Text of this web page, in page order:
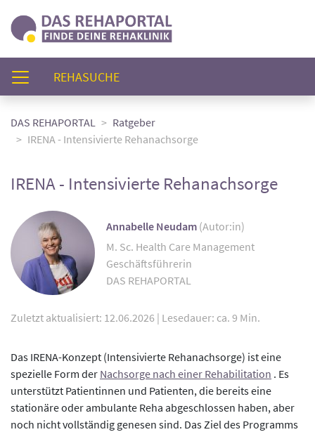
REHASUCHE(AKTUELL)
DAS REHAPORTAL
Ratgeber
IRENA - Intensivierte Rehanachsorge
IRENA - Intensivierte Rehanachsorge
Annabelle Neudam (Autor:in)
M. Sc. Health Care Management
Geschäftsführerin
DAS REHAPORTAL
Zuletzt aktualisiert: 12.06.2026 | Lesedauer: ca. 9 Min.
Das IRENA-Konzept (Intensivierte Rehanachsorge) ist eine
spezielle Form der Nachsorge nach einer Rehabilitation . Es
unterstützt Patientinnen und Patienten, die bereits eine
stationäre oder ambulante Reha abgeschlossen haben, aber
noch nicht vollständig genesen sind. Das Ziel des Programms